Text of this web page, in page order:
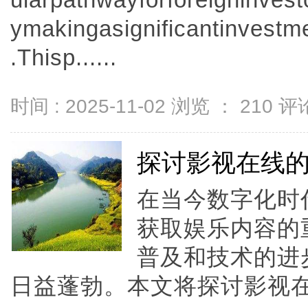
.Thisp......
时间 : 2025-11-02 浏览 ： 210 评
探讨影视在线
在当今数字化
获取娱乐内容
普及和技术的
日益蓬勃。本文将探讨影视